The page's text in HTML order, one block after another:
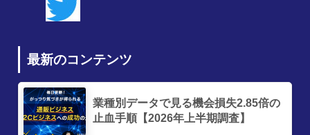
最新のコンテンツ
業種別データで見る機会損失2.85倍の
止血手順【2026年上半期調査】